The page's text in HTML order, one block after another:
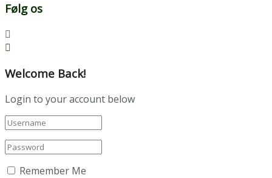
Følg os
Welcome Back!
Login to your account below
Remember Me